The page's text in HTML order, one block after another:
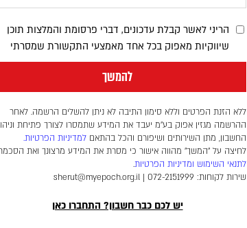
הריני לאשר קבלת עדכונים, דברי פרסומת והמלצות תוכן
שיווקיות מאפוק בכל אחד מאמצעי התקשורת שמסרתי
להמשך
ללא הזנת הפרטים וללא סימון התיבה לא ניתן להשלים הרשמה. לאחר
ההרשמה מגזין אפוק בע״מ יעבד את המידע שתמסרו לצורך פתיחת
החשבון, מתן השירותים ושיפורם והכל בהתאם למדיניות הפרטיות.
לחיצה על "המשך" מהווה אישור כי מסרת את המידע מרצונך ואת
לתנאי השימוש ומדיניות הפרטיות.
שירות לקוחות: 072-2151999 |
sherut@myepoch.org.il
יש לכם כבר חשבון? התחברו כאן
הרוג ו-11 פצועים